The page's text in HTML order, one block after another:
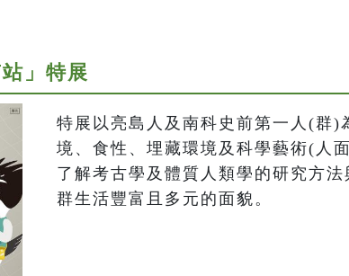
」特展
特展以亮島人及南科史前第一人(群)
境、食性、埋藏環境及科學藝術(人
了解考古學及體質人類學的研究方
群生活豐富且多元的面貌。